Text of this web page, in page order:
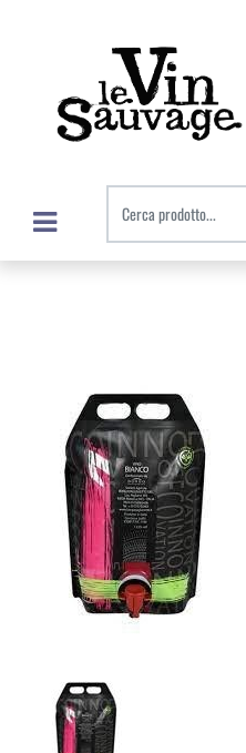
Open menu